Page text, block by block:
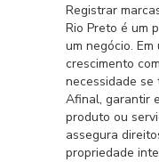
Registrar
Rio Preto é um
um negócio.
crescimento
necessidade se
Afinal, garantir
produto ou
assegura
propriedade